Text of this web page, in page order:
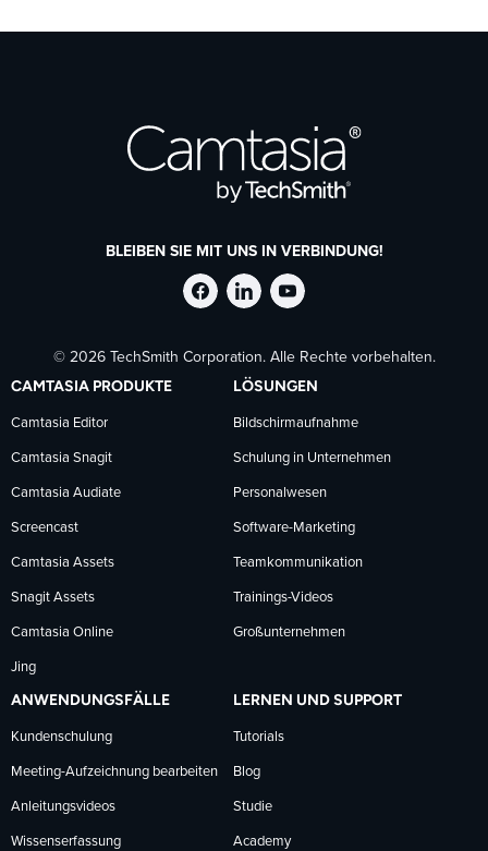
BLEIBEN SIE MIT UNS IN VERBINDUNG!
TechSmith
auf
Facebook
folgen
TechSmith
auf
LinkedIn
folgen
TechSmith
auf
YouTube
© 2026 TechSmith Corporation. Alle Rechte vorbehalten.
CAMTASIA PRODUKTE
Camtasia Editor
Camtasia Snagit
Camtasia Audiate
Screencast
Camtasia Assets
Snagit Assets
Camtasia Online
Jing
LÖSUNGEN
Bildschirmaufnahme
Schulung in Unternehmen
Personalwesen
Software-Marketing
Teamkommunikation
Trainings-Videos
Großunternehmen
ANWENDUNGSFÄLLE
Kundenschulung
Meeting-Aufzeichnung bearbeiten
Anleitungsvideos
Wissenserfassung
LERNEN UND SUPPORT
Tutorials
Blog
Studie
Academy